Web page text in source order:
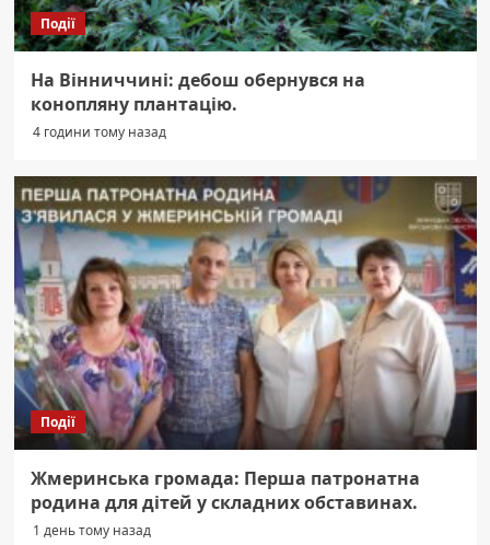
Події
На Вінниччині: дебош обернувся на
конопляну плантацію.
4 години тому назад
Події
Жмеринська громада: Перша патронатна
родина для дітей у складних обставинах.
1 день тому назад